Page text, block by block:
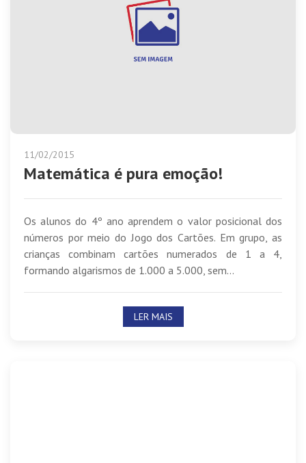
11/02/2015
Matemática é pura emoção!
Os alunos do 4º ano aprendem o valor posicional dos
números por meio do Jogo dos Cartões. Em grupo, as
crianças combinam cartões numerados de 1 a 4,
formando algarismos de 1.000 a 5.000, sem...
LER MAIS